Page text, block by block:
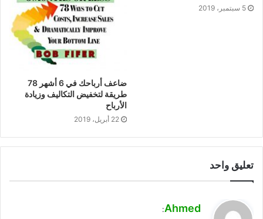
5 سبتمبر، 2019
ضاعف أرباحك في 6 أشهر 78
طريقة لتخفيض التكاليف وزيادة
الأرباح
22 أبريل، 2019
تعليق واحد
يAhmed
: